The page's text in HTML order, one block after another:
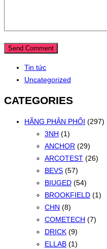
Tin tức
Uncategorized
CATEGORIES
HÃNG PHÂN PHỐI (297)
3NH (1)
ANCHOR (29)
ARCOTEST (26)
BEVS (57)
BIUGED (54)
BROOKFIELD (1)
CHN (8)
COMETECH (7)
DRICK (9)
ELLAB (1)